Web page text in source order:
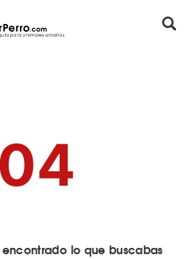
encontrado lo que buscabas